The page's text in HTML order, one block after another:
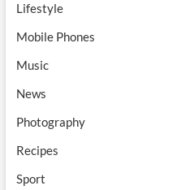
Lifestyle
Mobile Phones
Music
News
Photography
Recipes
Sport